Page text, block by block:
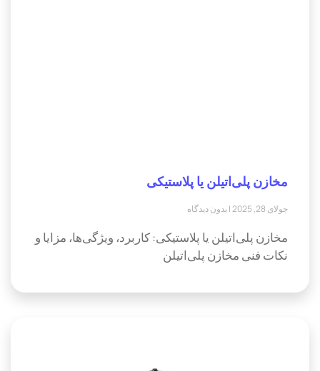
مخازن پلی‌اتیلن یا پلاستیکی
جولای 28, 2025 بدون دیدگاه
مخازن پلی‌اتیلن یا پلاستیکی: کاربرد، ویژگی‌ها، مزایا و
نکات فنی مخازن پلی‌اتیلن